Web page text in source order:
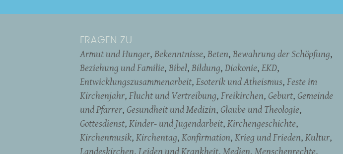
FRAGEN ZU
Armut und Hunger Bekenntnisse Beten Bewahrung der Schöpfung
Beziehung und Familie Bibel Bildung Diakonie EKD
Entwicklungszusammenarbeit Esoterik und Atheismus Feste im
Kirchenjahr Flucht und Vertreibung Freikirchen Geburt Gemeinde
und Pfarrer Gesundheit und Medizin Glaube und Theologie
Gottesdienst Kinder- und Jugendarbeit Kirchengeschichte
Kirchenmusik Kirchentag Konfirmation Krieg und Frieden Kultur
Landeskirchen Leiden und Krankheit Medien Menschenrechte